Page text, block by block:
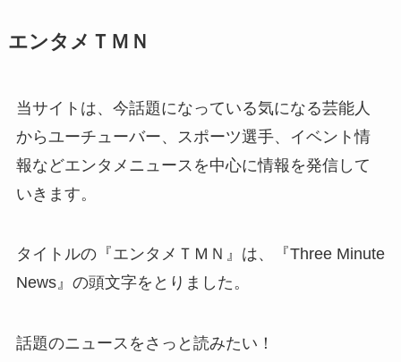
エンタメＴＭＮ
当サイトは、今話題になっている気になる芸能人
からユーチューバー、スポーツ選手、イベント情
報などエンタメニュースを中心に情報を発信して
いきます。
タイトルの『エンタメＴＭＮ』は、『Three Minute
News』の頭文字をとりました。
話題のニュースをさっと読みたい！